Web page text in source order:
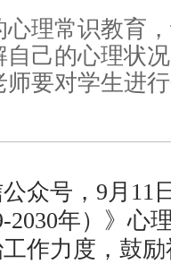
理常识教育
己的心理状
要对学生进
号，9月11
2030年）》心
作力度，鼓